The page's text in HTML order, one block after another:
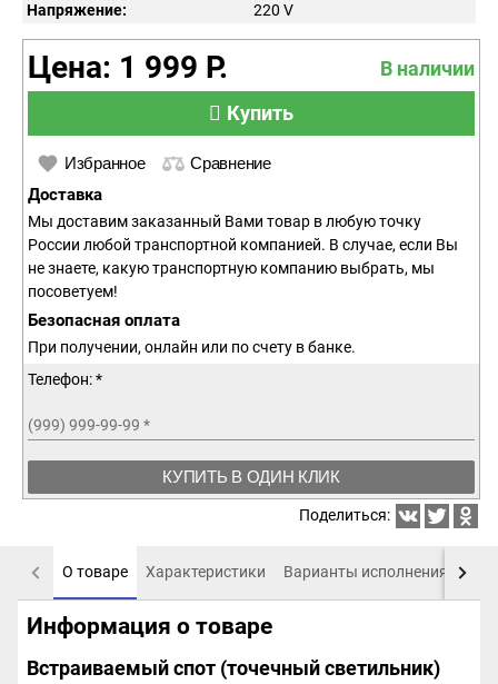
Напряжение:
220 V
Цена: 1 999 Р.
В наличии
Купить
Избранное Сравнение
Доставка
Мы доставим заказанный Вами товар в любую точку
России любой транспортной компанией. В случае, если Вы
не знаете, какую транспортную компанию выбрать, мы
посоветуем!
Безопасная оплата
При получении, онлайн или по счету в банке.
Телефон: *
(999) 999-99-99 *
КУПИТЬ В ОДИН КЛИК
Поделиться:
О товаре Характеристики Варианты исполнения
Информация о товаре
Встраиваемый спот (точечный светильник)